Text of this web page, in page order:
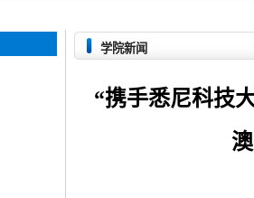
学院新闻
“携手悉尼科技